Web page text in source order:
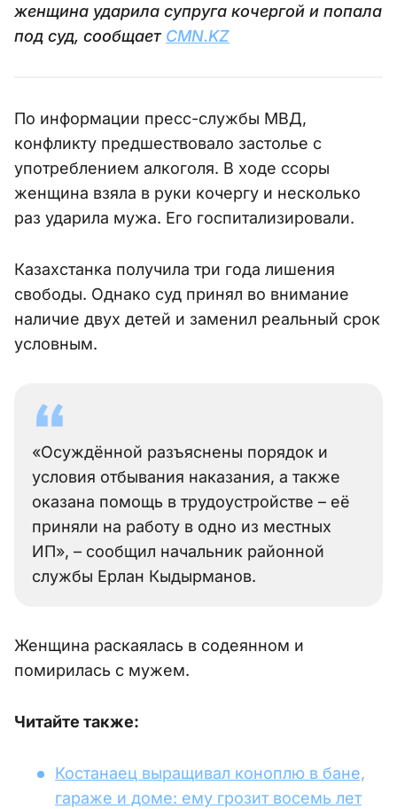
женщина ударила супруга кочергой и попала
под суд, сообщает CMN.KZ
По информации пресс-службы МВД,
конфликту предшествовало застолье с
употреблением алкоголя. В ходе ссоры
женщина взяла в руки кочергу и несколько
раз ударила мужа. Его госпитализировали.
Казахстанка получила три года лишения
свободы. Однако суд принял во внимание
наличие двух детей и заменил реальный срок
условным.
«Осуждённой разъяснены порядок и
условия отбывания наказания, а также
оказана помощь в трудоустройстве – её
приняли на работу в одно из местных
ИП», – сообщил начальник районной
службы Ерлан Кыдырманов.
Женщина раскаялась в содеянном и
помирилась с мужем.
Читайте также:
Костанаец выращивал коноплю в бане,
гараже и доме: ему грозит восемь лет